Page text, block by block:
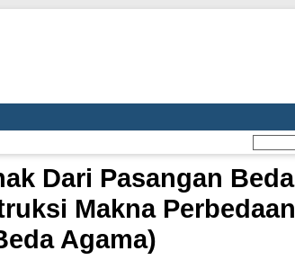
Dari Pasangan Beda
Makna Perbedaan
Agama)